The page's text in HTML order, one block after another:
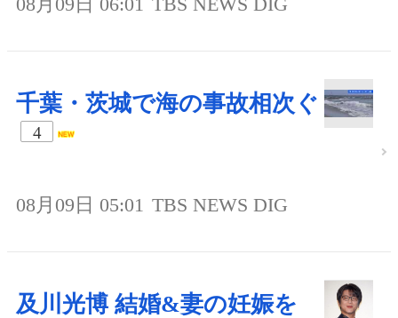
千葉・茨城で海の事故相次ぐ
4
08月09日 05:01 TBS NEWS DIG
及川光博 結婚&妻の妊娠を